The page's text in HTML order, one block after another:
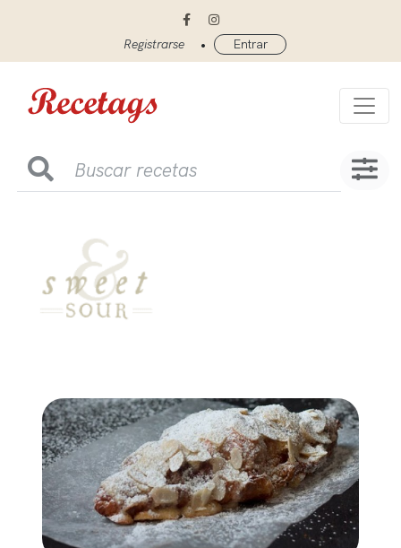
Registrarse • Entrar